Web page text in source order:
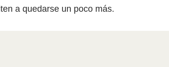
a quedarse un poco más.